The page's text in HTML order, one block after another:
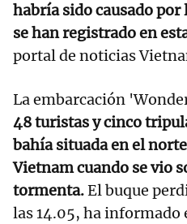
habría sido causado
se han registrado en
portal de noticias
La embarcación
48 turistas y cinco
bahía situada en el
Vietnam cuando se vio
tormenta.El buque
las 14.05, ha informado